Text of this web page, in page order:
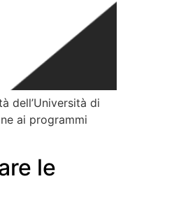
dell’Università di
ai programmi
le